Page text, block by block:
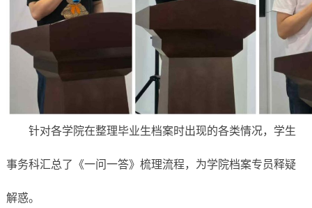
针对各学院在整理毕业生档案时出现的各类情况，学生
事务科汇总了《一问一答》梳理流程， 为学院档案专员释疑
解惑。